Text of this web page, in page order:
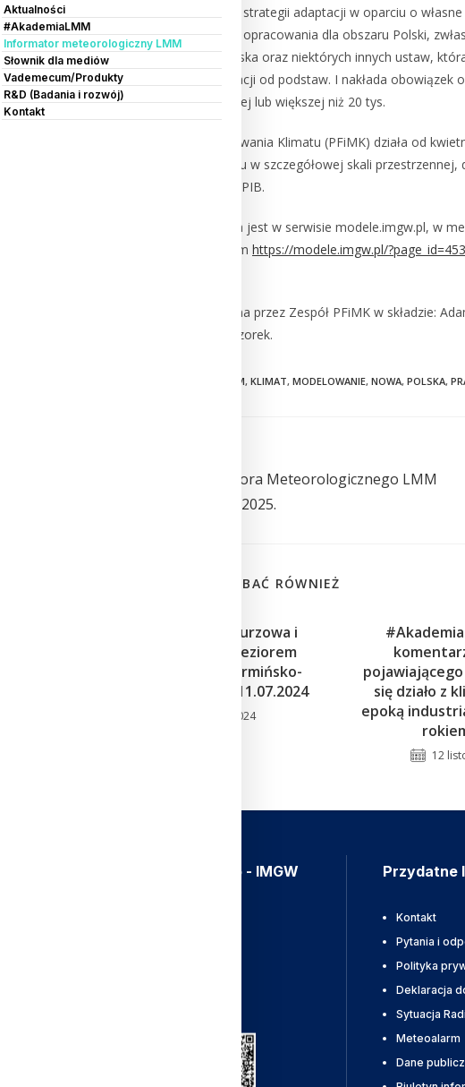
Aktualności
#AkademiaLMM
Informator meteorologiczny LMM
Słownik dla mediów
Vademecum/Produkty
R&D (Badania i rozwój)
Kontakt
opracowanie narodowych strategii adaptacji w oparciu o
powinny również podążać opracowania dla obszaru Polski,
– Prawo ochrony środowiska oraz niektórych innych ustaw,
tworzenia systemu adaptacji od podstaw. I nakłada
liczbie mieszkańców równej lub większej niż 20 tys.
Pracownia Fizyki i Modelowania Klimatu (PFiMK) działa od
scenariuszy zmiany klimatu w szczegółowej skali
pomiarowymi sieci IMGW-PIB.
Strona Pracowni dostępna jest w serwisie modele.imgw.pl, w
bezpośrednio pod adresem https://modele.imgw.pl/
Strona została opracowana przez Zespół PFiMK w składzie:
Strzyżewski i Joanna Wieczorek.
IMGWLMM, KLIMAT, MODELOWANIE, NOWA, POLSKA,
Nowy numer Informatora Meteorologicznego LMM
– podsumowanie lipca 2025.
MOŻE CI SIĘ SPODOBAĆ RÓWNIEŻ
Superkomórka burzowa i
zniszczenia nad jeziorem
Serwent (woj. warmińsko-
mazurskie) z dnia 11.07.2024
12 lipca 2024
się działo z
epoką
12
Aplikacja Meteo - IMGW Przydatne
Kontakt
Pytania i
Polityka
Deklaracja
Sytuacja
Meteoalarm
Dane